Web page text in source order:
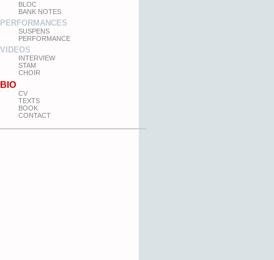
BLOC
BANK NOTES
PERFORMANCES
SUSPENS
PERFORMANCE
VIDEOS
INTERVIEW
STAM
CHOIR
BIO
CV
TEXTS
BOOK
CONTACT